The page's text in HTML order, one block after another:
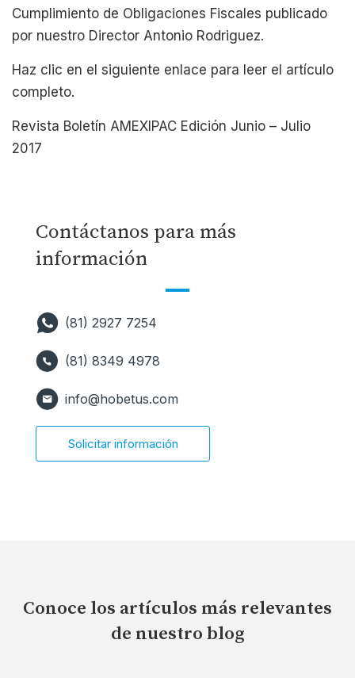
Cumplimiento de Obligaciones Fiscales publicado
por nuestro Director Antonio Rodriguez.
Haz clic en el siguiente enlace para leer el artículo
completo.
Revista Boletín AMEXIPAC Edición Junio – Julio
2017
Contáctanos para más
información
(81) 2927 7254
(81) 8349 4978
info@hobetus.com
Solicitar información
Conoce los artículos más relevantes
de nuestro blog